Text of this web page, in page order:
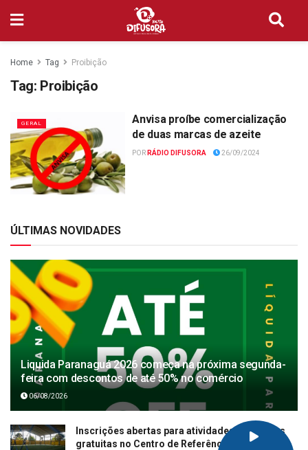
Home Tag Proibição
Tag: Proibição
GERAL
Anvisa proíbe comercialização
de duas marcas de azeite
POR RÁDIO DIFUSORA 26/09/2024
ÚLTIMAS NOVIDADES
Liquida Paranaguá 2026 começa na próxima segunda-
feira com descontos de até 50% no comércio
06/08/2026
Inscrições abertas para atividades esportivas
gratuitas no Centro de Referência Mura Mura